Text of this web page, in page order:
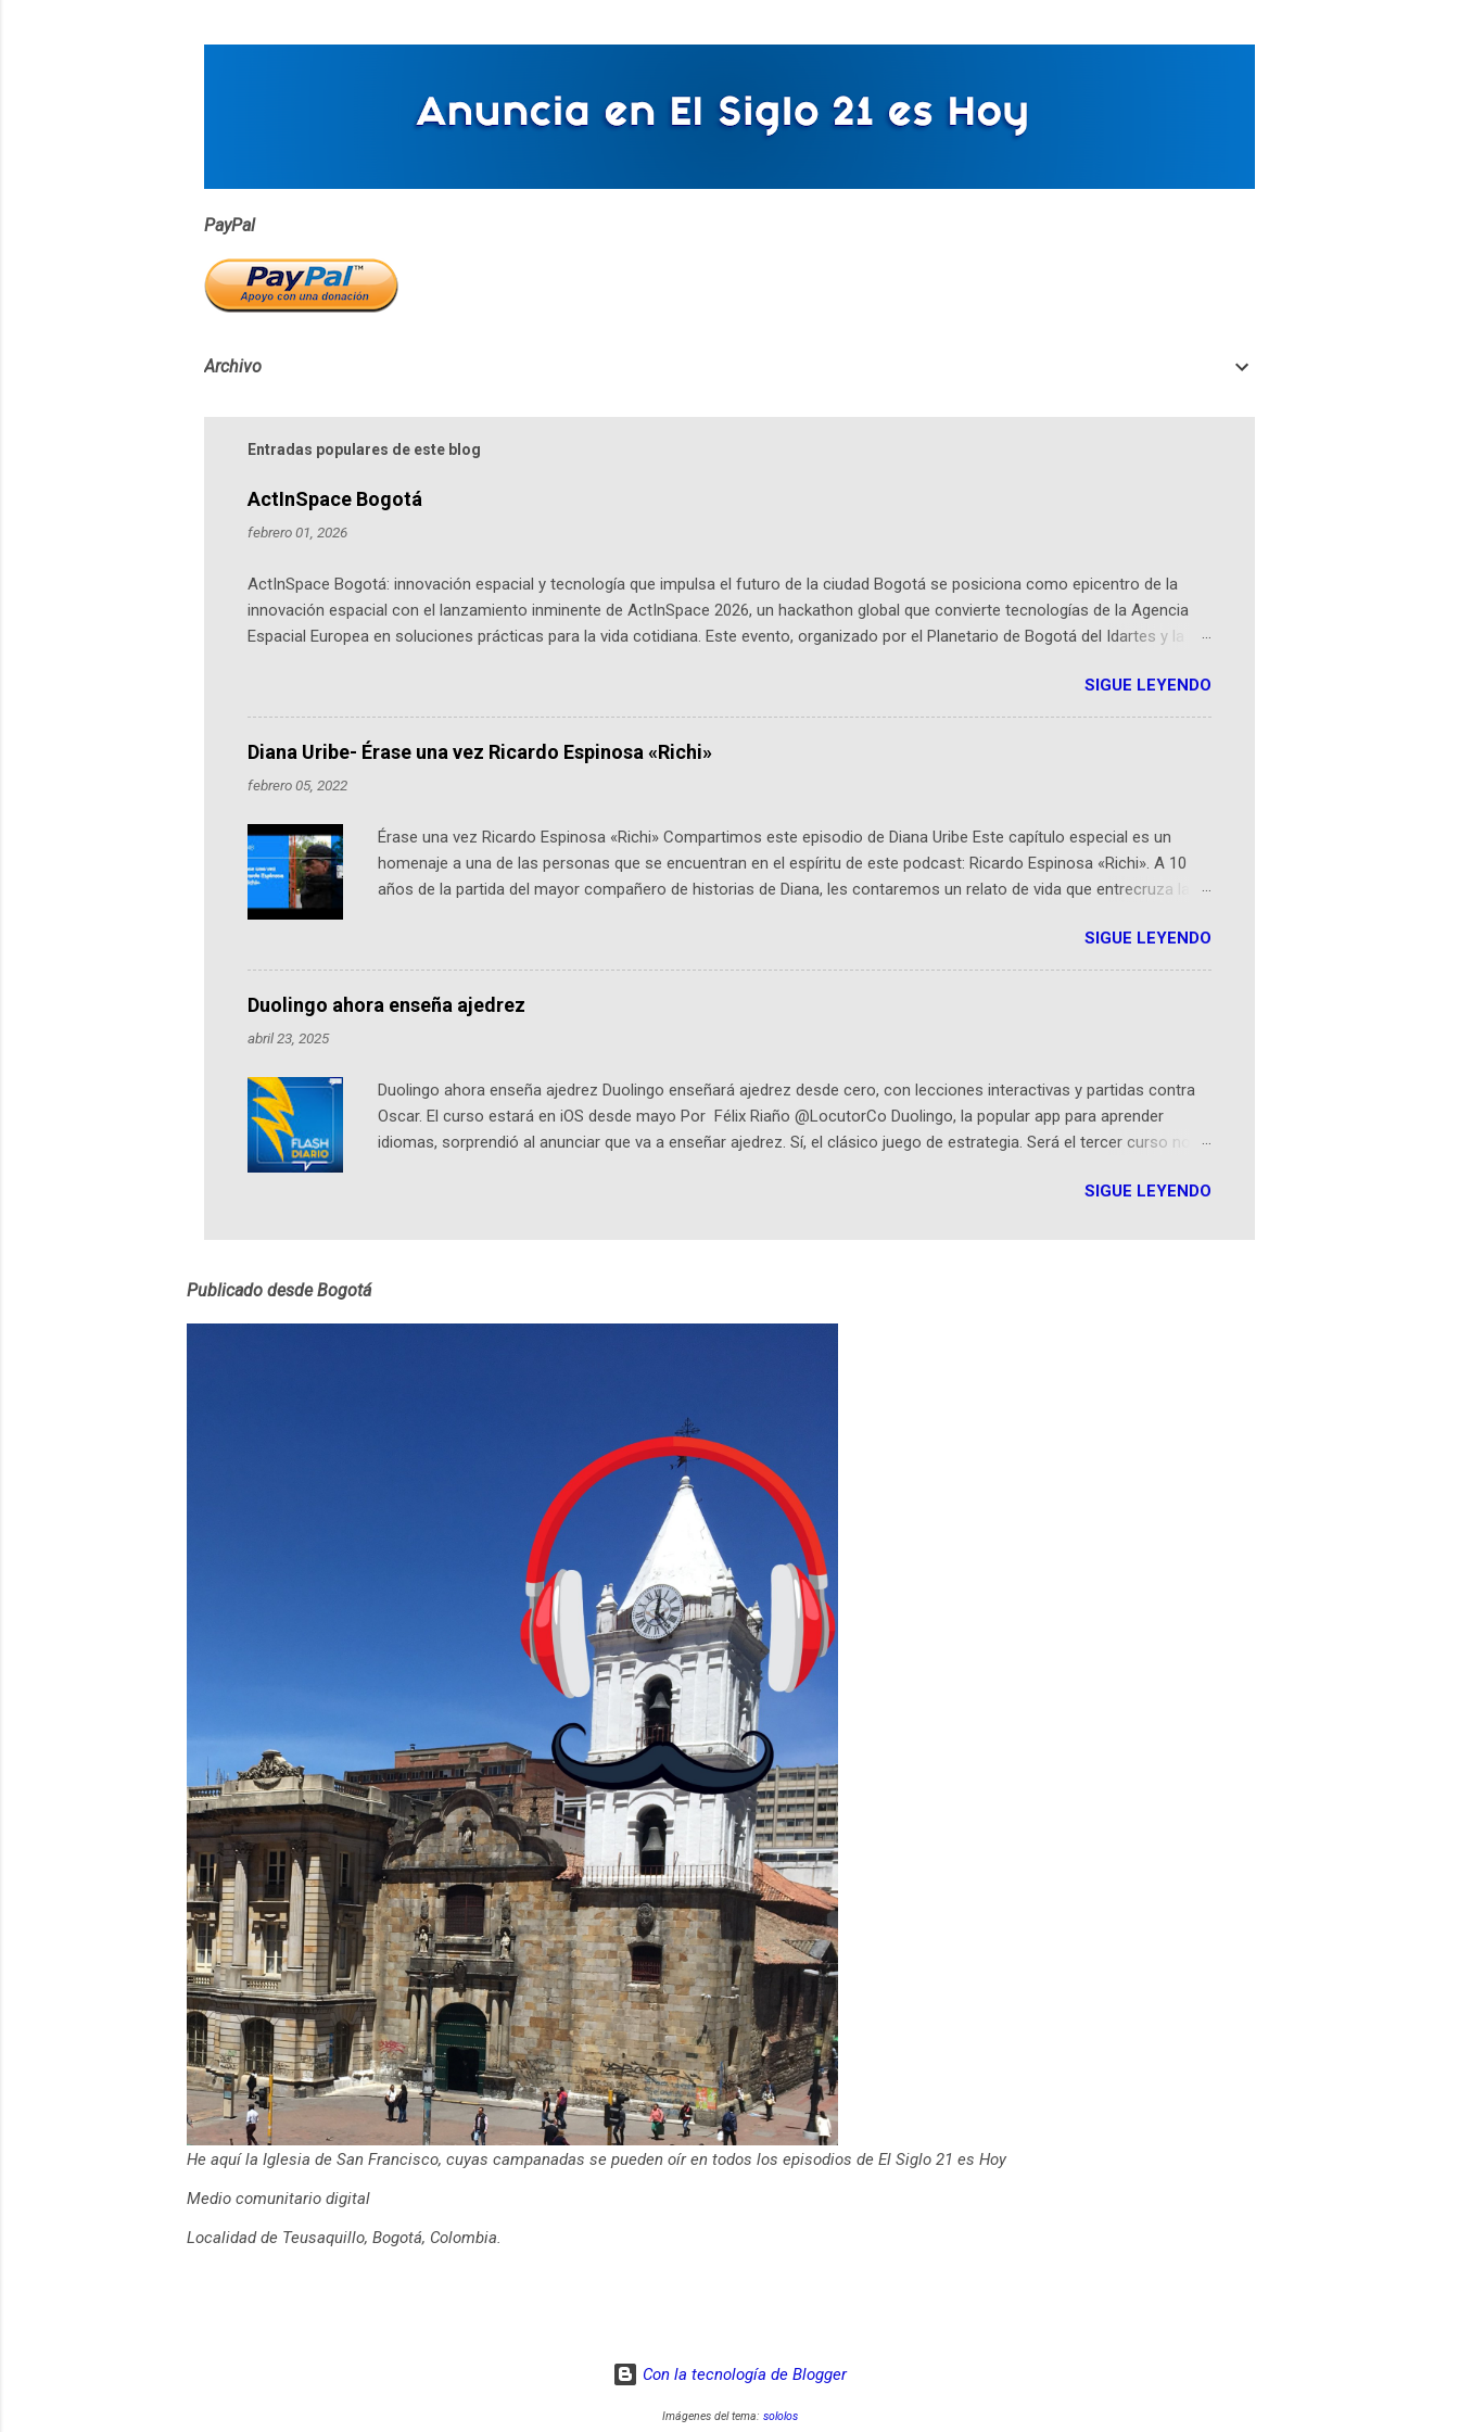
a
PayPal
Archivo
Entradas populares de este blog
ActInSpace Bogotá
febrero 01, 2026
ActInSpace Bogotá: innovación espacial y tecnología que impulsa el futuro de la ciudad Bogotá se posiciona como epicentro de la
innovación espacial con el lanzamiento inminente de ActInSpace 2026, un hackathon global que convierte tecnologías de la Agencia
Espacial Europea en soluciones prácticas para la vida cotidiana. Este evento, organizado por el Planetario de Bogotá del Idartes y la
emprendedores y estudiantes. Qué es ActInSpace y por qué importa en Bogotá ActInSpace es una competencia mundial que opera en
más de 60 ciudades, donde participantes tienen 24 horas para idear startups basadas en tecnologías espaciales como satélites y
datos orbitales. En Bogotá, arranca con un evento gratuito el 30 de enero a las 10:00 a. m. en el Planetario (calle 26B #5-93), in...
SIGUE LEYENDO
Diana Uribe- Érase una vez Ricardo Espinosa «Richi»
febrero 05, 2022
Érase una vez Ricardo Espinosa «Richi» Compartimos este episodio de Diana Uribe Este capítulo especial es un
homenaje a una de las personas que se encuentran en el espíritu de este podcast: Ricardo Espinosa «Richi». A 10
años de la partida del mayor compañero de historias de Diana, les contaremos un relato de vida que entrecruza la
podcast, de dónde viene "la fuerza poderosa", del relato viviente que encarna una joven librera de Barichara y de
nuestro protagonista: un personaje de gabán y sombrero que parecía sacado directamente de una novela de espías
Notas del episodio: -La colección Ricardo Espinosa: los cómics, las novelas y los libros reunidos por Richi hoy se
pueden consultar en la Biblioteca Luis Ángel Arango ¡Síguenos en nuestras Redes Sociales! Facebook:
SIGUE LEYENDO
Duolingo ahora enseña ajedrez
abril 23, 2025
Duolingo ahora enseña ajedrez Duolingo enseñará ajedrez desde cero, con lecciones interactivas y partidas contra
Oscar. El curso estará en iOS desde mayo Por Félix Riaño @LocutorCo Duolingo, la popular app para aprender
idiomas, sorprendió al anunciar que va a enseñar ajedrez. Sí, el clásico juego de estrategia. Será el tercer curso no
estará disponible primero en inglés. Los usuarios aprenderán desde lo más básico, como mover un alfil, hasta jugar
personajes simpáticos y ayudas visuales. ¿Será posible que una app que antes nos enseñó francés, ahora nos
SIGUE LEYENDO
Publicado desde Bogotá
He aquí la Iglesia de San Francisco, cuyas campanadas se pueden oír en todos los episodios de El Siglo 21 es Hoy
Medio comunitario digital
Localidad de Teusaquillo, Bogotá, Colombia.
Con la tecnología de Blogger
Imágenes del tema: sololos